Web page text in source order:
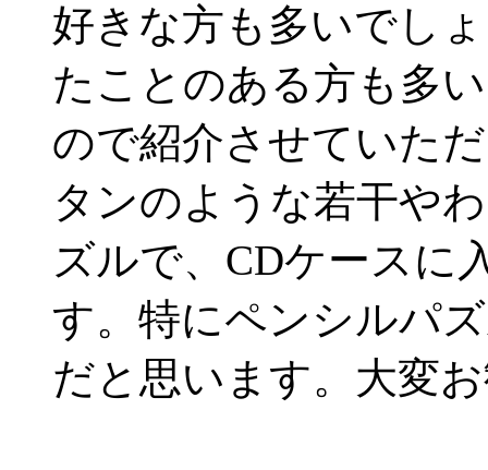
好きな方も多いでし
たことのある方も多
ので紹介させていた
タンのような若干や
ズルで、CDケースに
す。特にペンシルパ
だと思います。大変